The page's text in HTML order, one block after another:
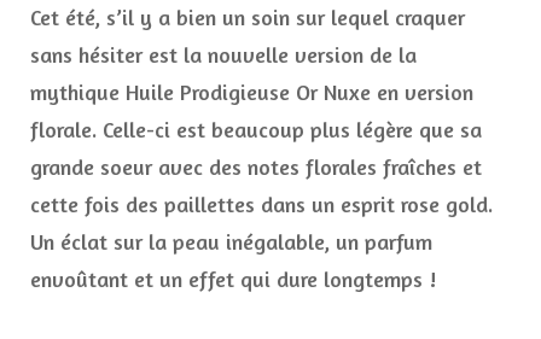
petite
merveille
de
l’été
Cet été, s’il y a bien un soin sur lequel craquer
sans hésiter est la nouvelle version de la
mythique Huile Prodigieuse Or Nuxe en version
florale. Celle-ci est beaucoup plus légère que sa
grande soeur avec des notes florales fraîches et
cette fois des paillettes dans un esprit rose gold.
Un éclat sur la peau inégalable, un parfum
envoûtant et un effet qui dure longtemps !